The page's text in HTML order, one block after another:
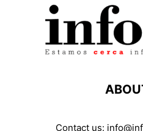
Contact us: